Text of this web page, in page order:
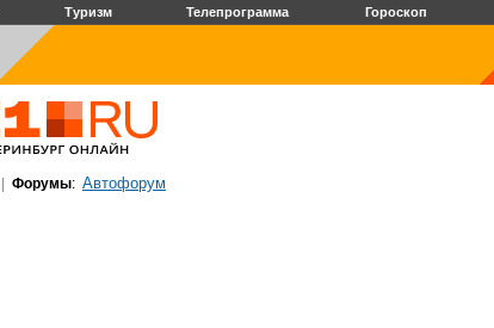
Туризм Телепрограмма Гороскоп
Форумы: Автофорум